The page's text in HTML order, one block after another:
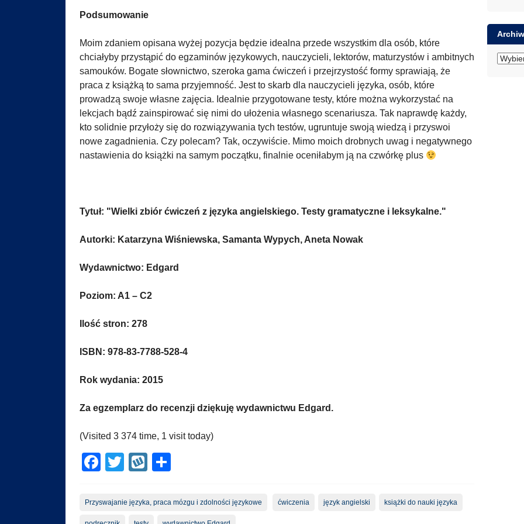
Podsumowanie
Moim zdaniem opisana wyżej pozycja będzie idealna przede wszystkim dla osób, które
chciałyby przystąpić do egzaminów językowych, nauczycieli, lektorów, maturzystów i ambitnych
samouków. Bogate słownictwo, szeroka gama ćwiczeń i przejrzystość formy sprawiają, że
praca z książką to sama przyjemność. Jest to skarb dla nauczycieli języka, osób, które
prowadzą swoje własne zajęcia. Idealnie przygotowane testy, które można wykorzystać na
lekcjach bądź zainspirować się nimi do ułożenia własnego scenariusza. Tak naprawdę każdy,
kto solidnie przyłoży się do rozwiązywania tych testów, ugruntuje swoją wiedzą i przyswoi
nowe zagadnienia. Czy polecam? Tak, oczywiście. Mimo moich drobnych uwag i negatywnego
nastawienia do książki na samym początku, finalnie oceniłabym ją na czwórkę plus
Tytuł: "Wielki zbiór ćwiczeń z języka angielskiego. Testy gramatyczne i leksykalne."
Autorki: Katarzyna Wiśniewska, Samanta Wypych, Aneta Nowak
Wydawnictwo: Edgard
Poziom: A1 – C2
Ilość stron: 278
ISBN: 978-83-7788-528-4
Rok wydania: 2015
Za egzemplarz do recenzji dziękuję wydawnictwu Edgard.
(Visited 3 374 time, 1 visit today)
Facebook
TwitterWykop
Przyswajanie języka, praca mózgu i zdolności językowe ćwiczenia język angielski książki do nauki języka
Archiwum